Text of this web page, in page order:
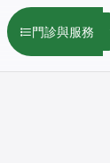
門診與服務